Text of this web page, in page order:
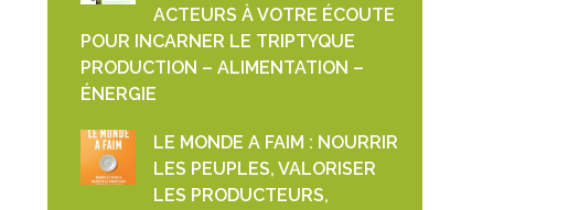
ACTEURS À VOTRE ÉCOUTE
POUR INCARNER LE TRIPTYQUE
PRODUCTION – ALIMENTATION –
ÉNERGIE
LE MONDE A FAIM : NOURRIR
LES PEUPLES, VALORISER
LES PRODUCTEURS,